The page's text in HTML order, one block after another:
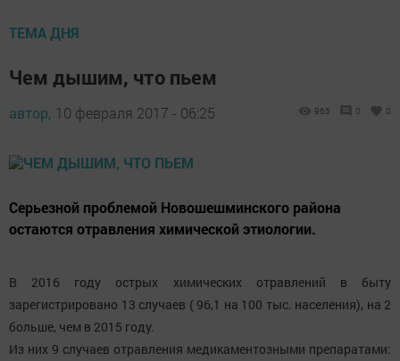
ТЕМА ДНЯ
Чем дышим, что пьем
автор, 10 февраля 2017 - 06:25 965 0 0
Серьезной проблемой Новошешминского района
остаются отравления химической этиологии.
В 2016 году острых химических отравлений в быту
зарегистрировано 13 случаев ( 96,1 на 100 тыс. населения), на 2
больше, чем в 2015 году.
Из них 9 случаев отравления медикаментозными препаратами: